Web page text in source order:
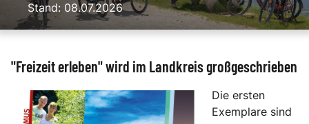
Stand: 08.07.2026
"Freizeit erleben" wird im Landkreis großgeschrieben
Die ersten
Exemplare sind